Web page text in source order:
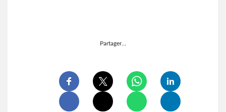
Partager…